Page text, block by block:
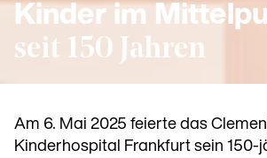
Kinder im
seit 150 Jahren
Am 6. Mai 2025 feierte das
Kinderhospital Frankfurt sein 150-